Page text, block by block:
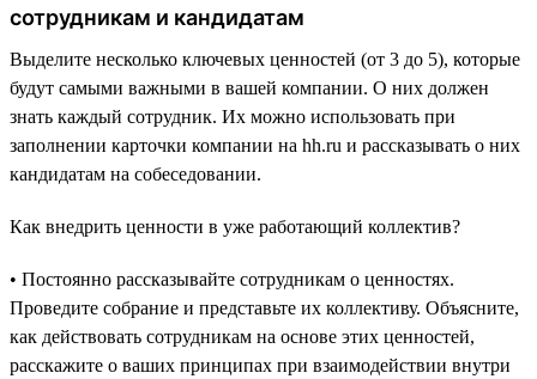
сотрудникам и кандидатам
Выделите несколько ключевых ценностей (от 3 до 5), которые
будут самыми важными в вашей компании. О них должен
знать каждый сотрудник. Их можно использовать при
заполнении карточки компании на hh.ru и рассказывать о них
кандидатам на собеседовании.
Как внедрить ценности в уже работающий коллектив?
• Постоянно рассказывайте сотрудникам о ценностях.
Проведите собрание и представьте их коллективу. Объясните,
как действовать сотрудникам на основе этих ценностей,
расскажите о ваших принципах при взаимодействии внутри